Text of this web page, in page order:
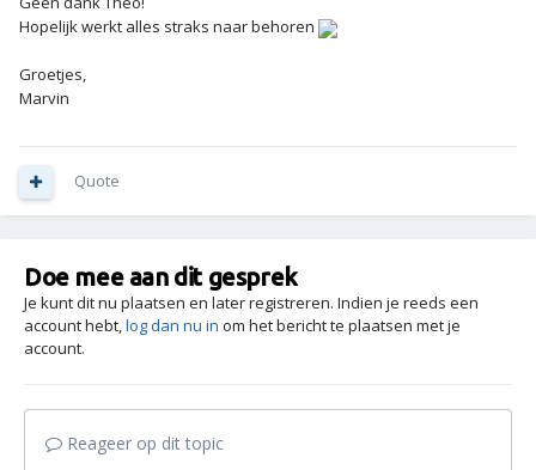
Hopelijk werkt alles straks naar behoren
Groetjes,
Marvin
Quote
Doe mee aan dit gesprek
Je kunt dit nu plaatsen en later registreren. Indien je reeds een
account hebt,log dan nu in om het bericht te plaatsen met je
account.
Reageer op dit topic